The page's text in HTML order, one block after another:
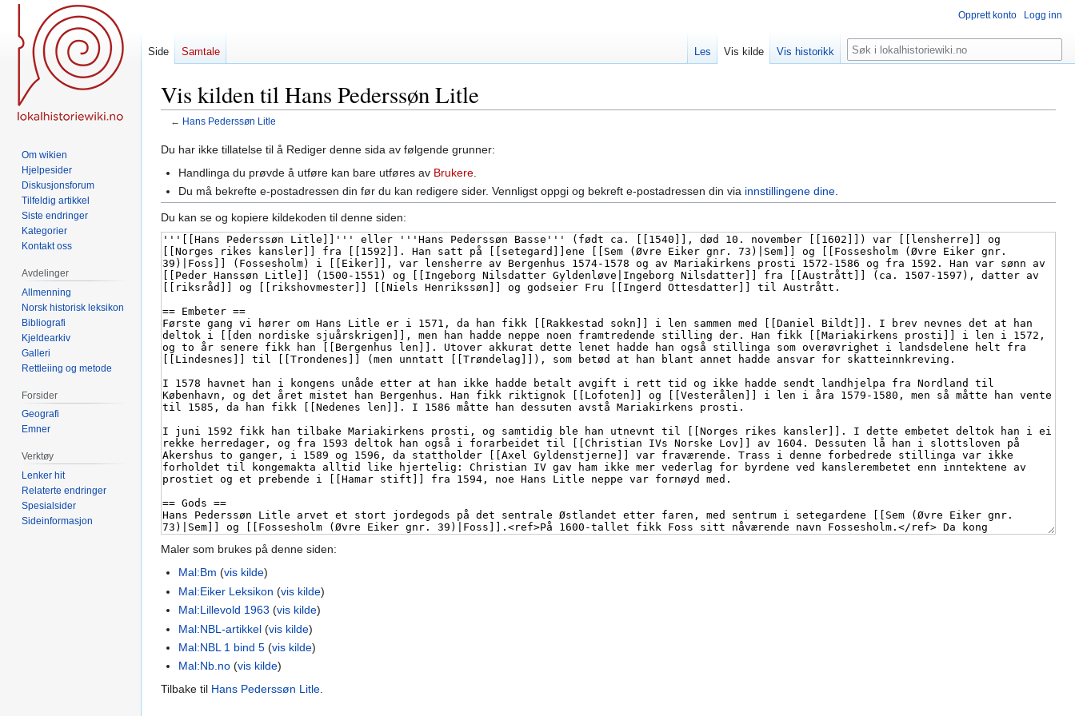
Vis kilden til Hans Pederssøn Litle
← Hans Pederssøn Litle
Hopp
navigering
Hopp
Du har ikke tillatelse til å Rediger denne sida av følgende grunner:
Handlinga du prøvde å utføre kan bare utføres av Brukere
Du må bekrefte e-postadressen din før du kan redigere sider. Vennligst oppgi og bekreft e-postadressen din via innstillingene dine
Du kan se og kopiere kildekoden til denne siden:
Maler som brukes på denne siden:
Mal:Bm (vis kilde)
Mal:Eiker Leksikon (vis kilde)
Mal:Lillevold 1963 (vis kilde)
Mal:NBL-artikkel (vis kilde)
Mal:NBL 1 bind 5 (vis kilde)
Mal:Nb.no (vis kilde)
Tilbake til Hans Pederssøn Litle.
Opprett konto Logg inn
Side Samtale Les Vis kilde Vis historikk Søk
Om wikien
Hjelpesider
Diskusjonsforum
Tilfeldig artikkel
Siste endringer
Kategorier
Kontakt oss
Avdelinger
Allmenning
Norsk historisk leksikon
Bibliografi
Kjeldearkiv
Galleri
Rettleiing og metode
Forsider
Geografi
Emner
Verktøy
Lenker hit
Relaterte endringer
Spesialsider
Sideinformasjon